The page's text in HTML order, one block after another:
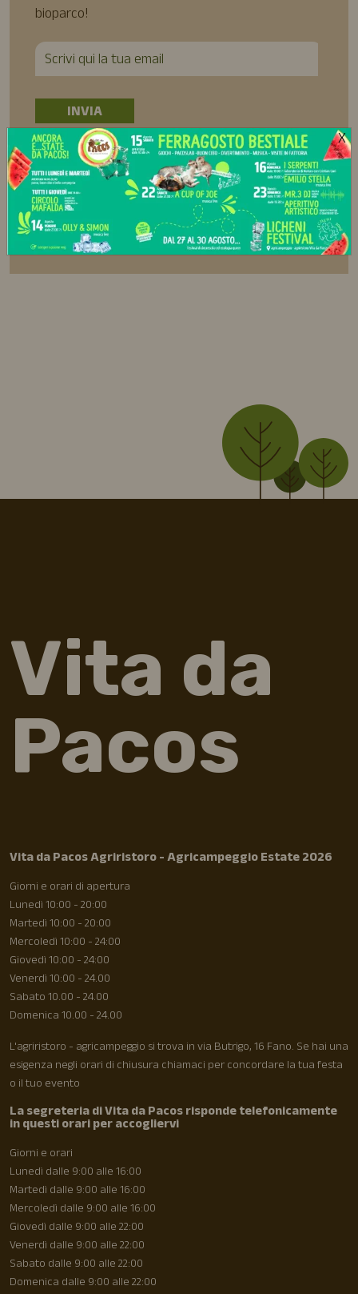
X
bioparco!
Ho preso visione della Privacy Policy e acconsento al
trattamento dei miei dati personali
Vita da
Pacos
Vita da Pacos Agriristoro - Agricampeggio Estate 2026
Giorni e orari di apertura
Lunedì 10:00 - 20:00
Martedì 10:00 - 20:00
Mercoledì 10:00 - 24:00
Giovedì 10:00 - 24:00
Venerdì 10:00 - 24.00
Sabato 10.00 - 24.00
Domenica 10.00 - 24.00
L'agriristoro - agricampeggio si trova in via Butrigo, 16 Fano. Se hai una
esigenza negli orari di chiusura chiamaci per concordare la tua festa
o il tuo evento
La segreteria di Vita da Pacos risponde telefonicamente
in questi orari per accogliervi
Giorni e orari
Lunedì dalle 9:00 alle 16:00
Martedì dalle 9:00 alle 16:00
Mercoledì dalle 9:00 alle 16:00
Giovedì dalle 9:00 alle 22:00
Venerdì dalle 9:00 alle 22:00
Sabato dalle 9:00 alle 22:00
Domenica dalle 9:00 alle 22:00